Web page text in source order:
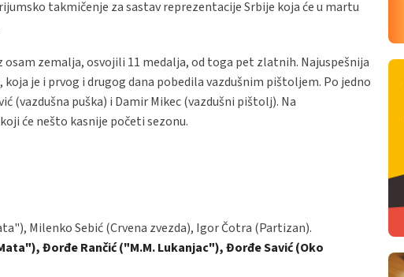
takmičenje za sastav reprezentacije Srbije koja će u martu
zemalja, osvojili 11 medalja, od toga pet zlatnih. Najuspešnija
je i prvog i drugog dana pobedila vazdušnim pištoljem. Po jedno
(vazdušna puška) i Damir Mikec (vazdušni pištolj). Na
će nešto kasnije početi sezonu.
Milenko Sebić (Crvena zvezda), Igor Čotra (Partizan).
Đorđe Rančić ("M.M. Lukanjac"), Đorđe Savić (Oko